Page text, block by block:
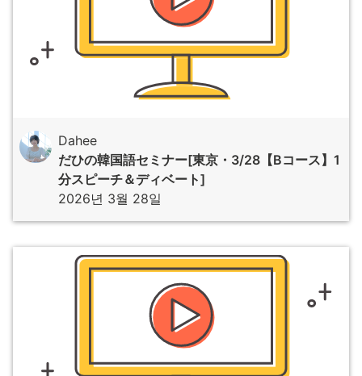
Dahee
だひの韓国語セミナー[東京・3/28【Bコース】1
分スピーチ＆ディベート]
2026년 3월 28일